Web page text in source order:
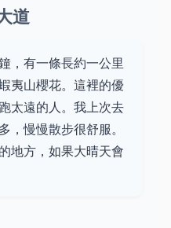
道
，有一條長約一公里
夷山櫻花。這裡的優
太遠的人。我上次去
，慢慢散步很舒服。
地方，如果大晴天會